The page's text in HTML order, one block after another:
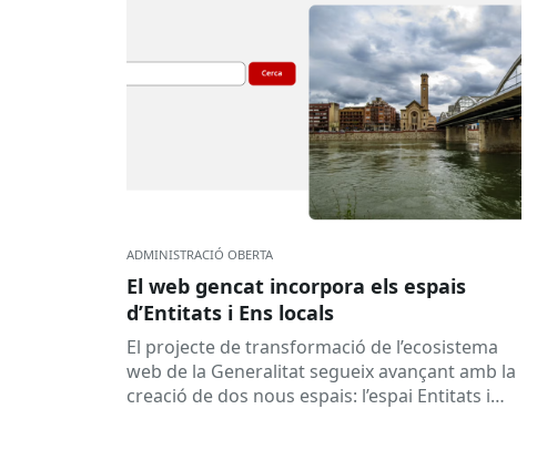
ADMINISTRACIÓ OBERTA
El web gencat incorpora els espais
d’Entitats i Ens locals
El projecte de transformació de l’ecosistema
web de la Generalitat segueix avançant amb la
creació de dos nous espais: l’espai Entitats i